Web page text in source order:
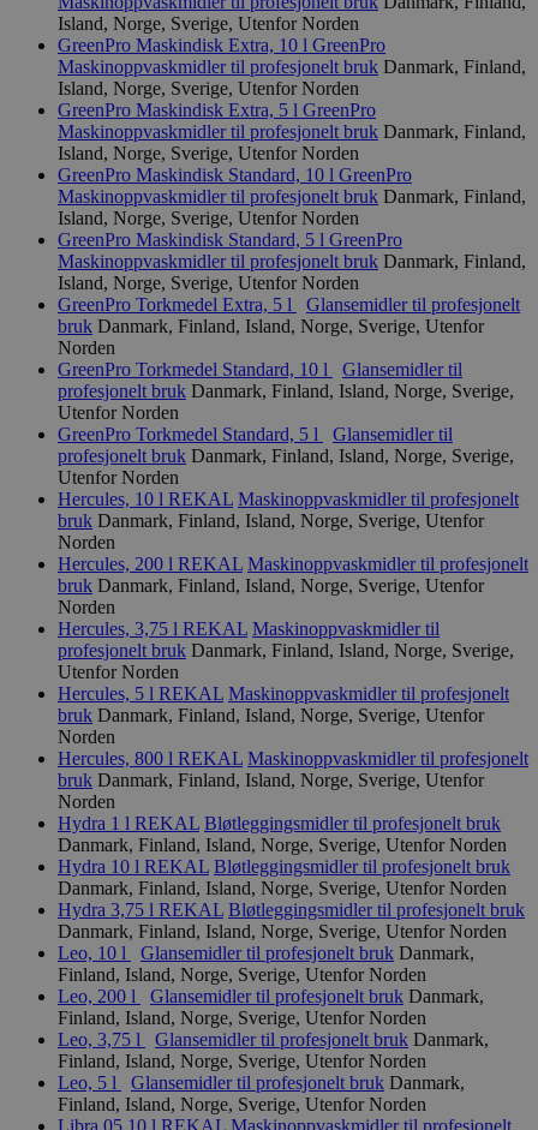
Island, Norge, Sverige, Utenfor Norden
GreenPro Maskindisk Extra, 10 l GreenPro
Maskinoppvaskmidler til profesjonelt bruk Danmark, Finland,
Island, Norge, Sverige, Utenfor Norden
GreenPro Maskindisk Extra, 5 l GreenPro
Maskinoppvaskmidler til profesjonelt bruk Danmark, Finland,
Island, Norge, Sverige, Utenfor Norden
GreenPro Maskindisk Standard, 10 l GreenPro
Maskinoppvaskmidler til profesjonelt bruk Danmark, Finland,
Island, Norge, Sverige, Utenfor Norden
GreenPro Maskindisk Standard, 5 l GreenPro
Maskinoppvaskmidler til profesjonelt bruk Danmark, Finland,
Island, Norge, Sverige, Utenfor Norden
GreenPro Torkmedel Extra, 5 l
Glansemidler til profesjonelt
bruk Danmark, Finland, Island, Norge, Sverige, Utenfor
Norden
GreenPro Torkmedel Standard, 10 l
Glansemidler til
profesjonelt bruk Danmark, Finland, Island, Norge, Sverige,
Utenfor Norden
GreenPro Torkmedel Standard, 5 l
Glansemidler til
profesjonelt bruk Danmark, Finland, Island, Norge, Sverige,
Utenfor Norden
Hercules, 10 l REKAL Maskinoppvaskmidler til profesjonelt
bruk Danmark, Finland, Island, Norge, Sverige, Utenfor
Norden
Hercules, 200 l REKAL Maskinoppvaskmidler til profesjonelt
bruk Danmark, Finland, Island, Norge, Sverige, Utenfor
Norden
Hercules, 3,75 l REKAL Maskinoppvaskmidler til
profesjonelt bruk Danmark, Finland, Island, Norge, Sverige,
Utenfor Norden
Hercules, 5 l REKAL Maskinoppvaskmidler til profesjonelt
bruk Danmark, Finland, Island, Norge, Sverige, Utenfor
Norden
Hercules, 800 l REKAL Maskinoppvaskmidler til profesjonelt
bruk Danmark, Finland, Island, Norge, Sverige, Utenfor
Norden
Hydra 1 l REKAL Bløtleggingsmidler til profesjonelt bruk
Danmark, Finland, Island, Norge, Sverige, Utenfor Norden
Hydra 10 l REKAL Bløtleggingsmidler til profesjonelt bruk
Danmark, Finland, Island, Norge, Sverige, Utenfor Norden
Hydra 3,75 l REKAL Bløtleggingsmidler til profesjonelt bruk
Danmark, Finland, Island, Norge, Sverige, Utenfor Norden
Leo, 10 l
Glansemidler til profesjonelt bruk Danmark,
Finland, Island, Norge, Sverige, Utenfor Norden
Leo, 200 l
Glansemidler til profesjonelt bruk Danmark,
Finland, Island, Norge, Sverige, Utenfor Norden
Leo, 3,75 l
Glansemidler til profesjonelt bruk Danmark,
Finland, Island, Norge, Sverige, Utenfor Norden
Leo, 5 l
Glansemidler til profesjonelt bruk Danmark,
Finland, Island, Norge, Sverige, Utenfor Norden
Libra 05 10 l REKAL Maskinoppvaskmidler til profesjonelt